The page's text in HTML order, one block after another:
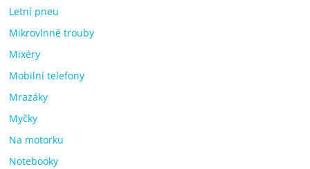
Letní pneu
Mikrovlnné trouby
Mixéry
Mobilní telefony
Mrazáky
Myčky
Na motorku
Notebooky